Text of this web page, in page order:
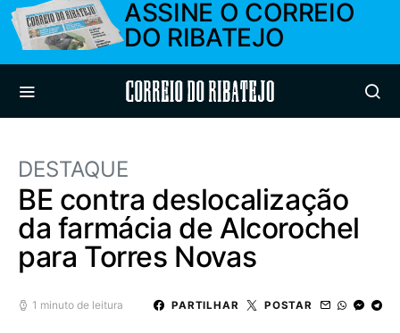
ASSINE O CORREIO
DO RIBATEJO
Correio do Ribatejo
DESTAQUE
BE contra deslocalização
da farmácia de Alcorochel
para Torres Novas
1 minuto de leitura PARTILHAR POSTAR